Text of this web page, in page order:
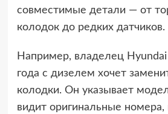
совместимые детали — от
колодок до редких датчиков.
Например, владелец Hyundai
года с дизелем хочет
колодки. Он указывает
видит оригинальные номера,